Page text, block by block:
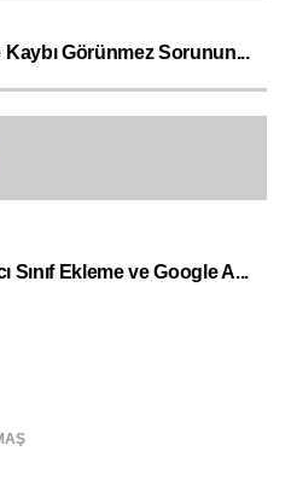
Kaybı Görünmez Sorunun...
Sınıf Ekleme ve Google A...